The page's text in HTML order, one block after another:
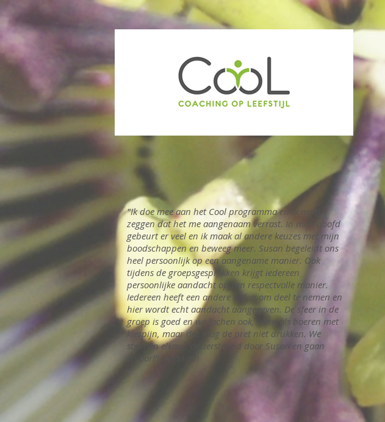
"Ik doe mee aan het Cool programma en ik moet
zeggen dat het me aangenaam verrast. In mijn hoofd
gebeurt er veel en ik maak al andere keuzes met mijn
boodschappen en beweeg meer. Susan begeleidt ons
heel persoonlijk op een aangename manier. Ook
tijdens de groepsgesprekken krijgt iedereen
persoonlijke aandacht op een respectvolle manier.
Iedereen heeft een andere reden om deel te nemen en
hier wordt echt aandacht aangegeven. De sfeer in de
groep is goed en we lachen ook, soms als boeren met
kiespijn, maar dat mag de pret niet drukken. We
steunen elkaar, ondersteund door Susan en gaan
ervoor!" -Anoniem